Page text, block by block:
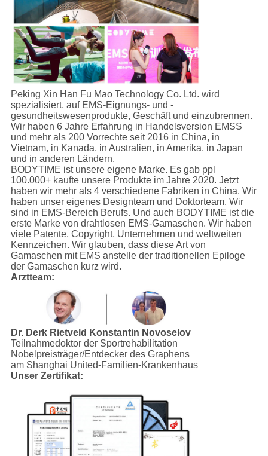
Peking Xin Han Fu Mao Technology Co. Ltd. wird
spezialisiert, auf EMS-Eignungs- und -
gesundheitswesenprodukte, Geschäft und einzubrennen.
Wir haben 6 Jahre Erfahrung in Handelsversion EMSS
und mehr als 200 Vorrechte seit 2016 in China, in
Vietnam, in Kanada, in Australien, in Amerika, in Japan
und in anderen Ländern.
BODYTIME ist unsere eigene Marke. Es gab ppl
100.000+ kaufte unsere Produkte im Jahre 2020. Jetzt
haben wir mehr als 4 verschiedene Fabriken in China. Wir
haben unser eigenes Designteam und Doktorteam. Wir
sind in EMS-Bereich Berufs. Und auch BODYTIME ist die
erste Marke von drahtlosen EMS-Gamaschen. Wir haben
viele Patente, Copyright, Unternehmen und weltweiten
Kennzeichen. Wir glauben, dass diese Art von
Gamaschen mit EMS anstelle der traditionellen Epiloge
der Gamaschen kurz wird.
Arztteam:
Dr. Derk Rietveld Konstantin Novoselov
Teilnahmedoktor der Sportrehabilitation
Nobelpreisträger/Entdecker des Graphens
am Shanghai United-Familien-Krankenhaus
Unser Zertifikat: